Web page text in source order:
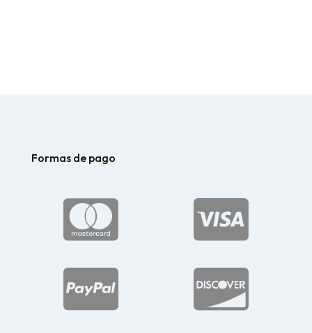
Formas de pago



